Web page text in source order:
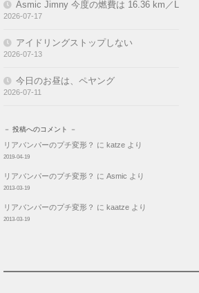
Asmic Jimny 今度の燃費は 16.36 km／L
2026-07-17
アイドリングストップしない
2026-07-13
今日のお昼は、ペヤング
2026-07-11
－ 投稿へのコメント －
リアバンパーのプチ変形？ に katze より
2019-04-19
リアバンパーのプチ変形？ に Asmic より
2013-03-19
リアバンパーのプチ変形？ に kaatze より
2013-03-19